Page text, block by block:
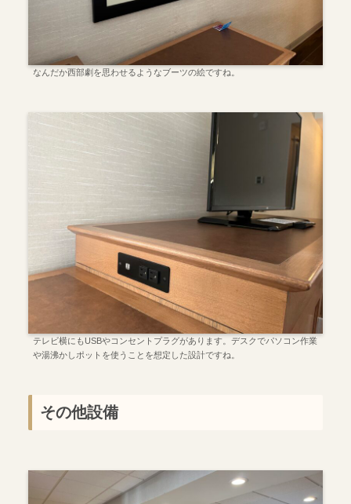
なんだか西部劇を思わせるようなブーツの絵ですね。
テレビ横にもUSBやコンセントプラグがあります。デスクでパソコン作業
や湯沸かしポットを使うことを想定した設計ですね。
その他設備